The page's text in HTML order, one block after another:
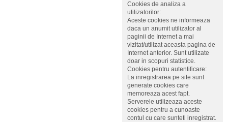
Cookies de analiza a
utilizatorilor:
Aceste cookies ne informeaza
daca un anumit utilizator al
paginii de Internet a mai
vizitat/utilizat aceasta pagina de
Internet anterior. Sunt utilizate
doar in scopuri statistice.
Cookies pentru autentificare:
La inregistrarea pe site sunt
generate cookies care
memoreaza acest fapt.
Serverele utilizeaza aceste
cookies pentru a cunoaste
contul cu care sunteti inregistrat.